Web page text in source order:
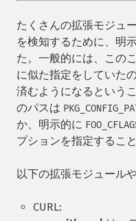
たくさんの拡張モジュ
を検知するために、明
た。一般的には、この
に似た指定をしていたの
済むようになるという
のパスは
か、明示的に
プションを指定するこ
以下の拡張モジュール
CURL: